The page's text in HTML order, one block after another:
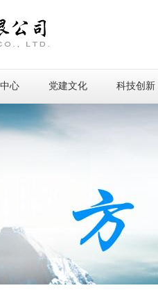
心 党建文化 科技创新